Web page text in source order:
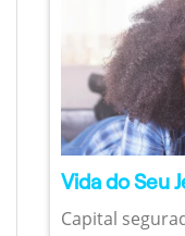
Vida do Seu
Capital